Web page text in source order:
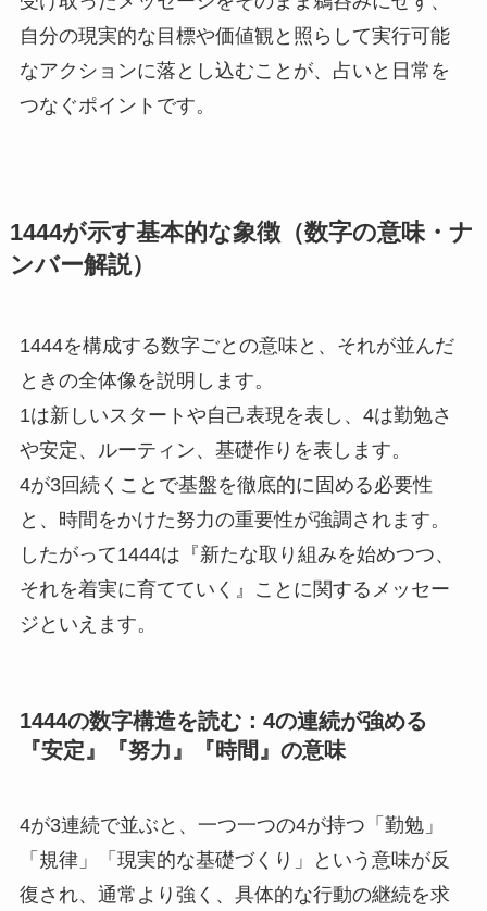
自分の現実的な目標や価値観と照らして実行可能
なアクションに落とし込むことが、占いと日常を
つなぐポイントです。
1444が示す基本的な象徴（数字の意味・ナ
ンバー解説）
1444を構成する数字ごとの意味と、それが並んだ
ときの全体像を説明します。
1は新しいスタートや自己表現を表し、4は勤勉さ
や安定、ルーティン、基礎作りを表します。
4が3回続くことで基盤を徹底的に固める必要性
と、時間をかけた努力の重要性が強調されます。
したがって1444は『新たな取り組みを始めつつ、
それを着実に育てていく』ことに関するメッセー
ジといえます。
1444の数字構造を読む：4の連続が強める
『安定』『努力』『時間』の意味
4が3連続で並ぶと、一つ一つの4が持つ「勤勉」
「規律」「現実的な基礎づくり」という意味が反
復され、通常より強く、具体的な行動の継続を求